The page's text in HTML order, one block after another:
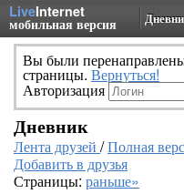
LiveInternet
мобильная версия
Вы были
страницы. Вернуться!
Авторизация
Дневник
Лента друзей /Полная
Добавить в друзья
Страницы: раньше»